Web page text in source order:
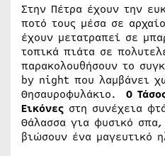
Στην Πέτρα έχουν την
ποτό τους μέσα σε
έχουν μετατραπεί σε
τοπικά πιάτα σε
παρακολουθήσουν το
by night που λαμβάνει
Θησαυροφυλάκιο. O
Εικόνες στη συνέχεια
Θάλασσα για φυσικό
βιώσουν ένα μαγευτικό